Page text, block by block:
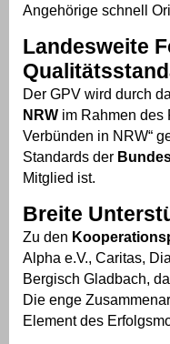
Angehörige schnell
Landesweite
Der GPV wird durch
NRW im Rahmen des
Verbünden in NRW“
Standards der
Mitglied ist.
Breite
Zu den
Alpha e.V., Caritas,
Bergisch Gladbach,
Die enge
Element des